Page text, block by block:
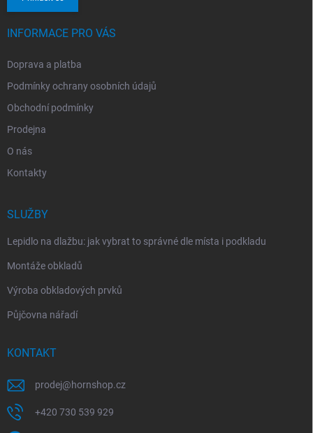
INFORMACE PRO VÁS
Doprava a platba
Podmínky ochrany osobních údajů
Obchodní podmínky
Prodejna
O nás
Kontakty
SLUŽBY
Lepidlo na dlažbu: jak vybrat to správné dle místa i podkladu
Montáže obkladů
Výroba obkladových prvků
Půjčovna nářadí
KONTAKT
prodej@hornshop.cz
+420 730 539 929